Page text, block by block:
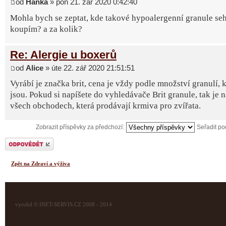
od Hanka» pon 21. zář 2020 0:42:40
Mohla bych se zeptat, kde takové hypoalergenní granule
koupím? a za kolik?
Re: Alergie u boxerů
od Alice » úte 22. zář 2020 21:51:51
Vyrábí je značka brit, cena je vždy podle množství granulí,
jsou. Pokud si napíšete do vyhledávače Brit granule, tak je
všech obchodech, která prodávají krmiva pro zvířata.
Zobrazit příspěvky za předchozí: Seřadit
Odeslat odpověď
Zpět na Zdraví a výživa
vyrobil © INET-SERVIS.CZ 2008 - 2014